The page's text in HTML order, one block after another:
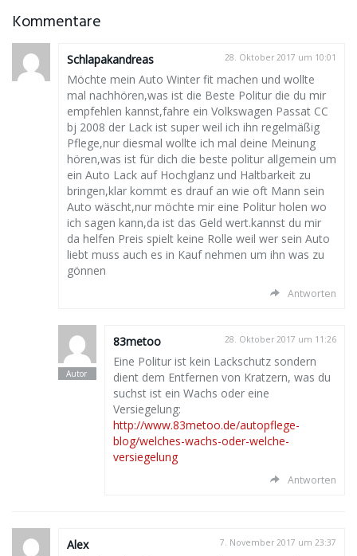
Kommentare
Schlapakandreas 28. Oktober 2017 um 10:01
Möchte mein Auto Winter fit machen und wollte
mal nachhören,was ist die Beste Politur die du mir
empfehlen kannst,fahre ein Volkswagen Passat CC
bj 2008 der Lack ist super weil ich ihn regelmäßig
Pflege,nur diesmal wollte ich mal deine Meinung
hören,was ist für dich die beste politur allgemein um
ein Auto Lack auf Hochglanz und Haltbarkeit zu
bringen,klar kommt es drauf an wie oft Mann sein
Auto wäscht,nur möchte mir eine Politur holen wo
ich sagen kann,da ist das Geld wert.kannst du mir
da helfen Preis spielt keine Rolle weil wer sein Auto
liebt muss auch es in Kauf nehmen um ihn was zu
gönnen
Antworten
83metoo 28. Oktober 2017 um 11:26
Eine Politur ist kein Lackschutz sondern
dient dem Entfernen von Kratzern, was du
suchst ist ein Wachs oder eine
Versiegelung:
http://www.83metoo.de/autopflege-
blog/welches-wachs-oder-welche-
versiegelung
Antworten
Alex 7. November 2017 um 23:37